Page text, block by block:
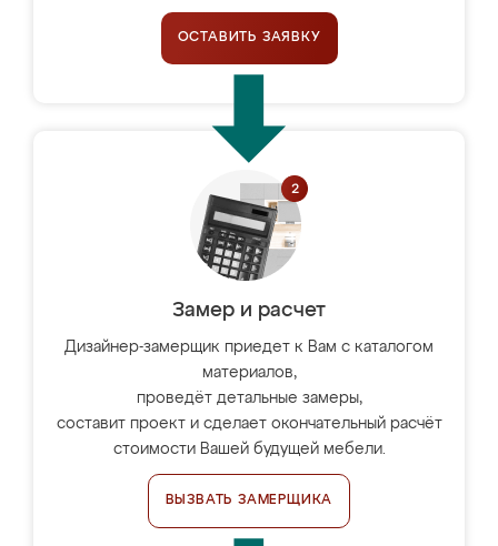
ОСТАВИТЬ ЗАЯВКУ
Замер и расчет
Дизайнер-замерщик приедет к Вам с каталогом
материалов,
проведёт детальные замеры,
составит проект и сделает окончательный расчёт
стоимости Вашей будущей мебели.
ВЫЗВАТЬ ЗАМЕРЩИКА